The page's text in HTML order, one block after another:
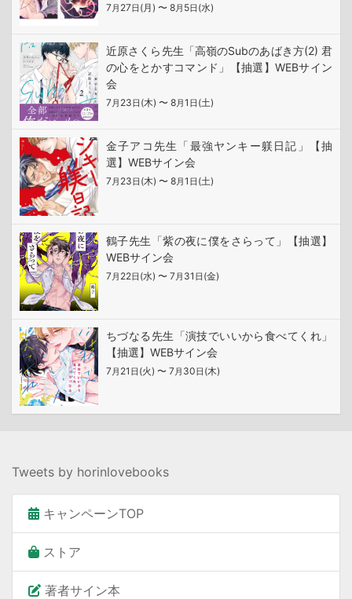
7 月 27日 (月) 〜 8月 5日 (水)
近原さくら先生「高嶺のSubのあばき方(2) 君
の心をとかすコマンド」【抽選】WEBサイン
会
7 月 23日 (木) 〜 8月1 日 (土)
金子アコ先生「最強ヤンキー躾日記」【抽
選】WEBサイン会
7 月 23日 (木) 〜 8月1 日 (土)
鶴子先生「紫の夜に僕をさらって」【抽選】
WEBサイン会
7 月 22日 (水) 〜 7 月 31 日 (金)
ちづなる先生「演技でいいから食べてくれ」
【抽選】WEBサイン会
7 月 21 日 (火) 〜 7 月 30日 (木)
Tweets by horinlovebooks
キャンペーンTOP
ストア
著者サイン本